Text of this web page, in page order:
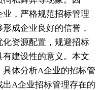
，严格规范招标管理
成企业良好的信誉，
资源配置，规避招标
建设性的意义。本文
体分析A企业的招标管
A企业招标管理存在的